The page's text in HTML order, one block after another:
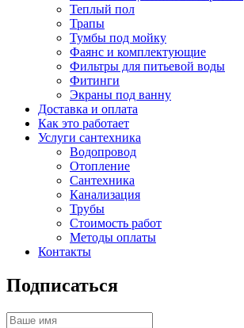
Теплый пол
Трапы
Тумбы под мойку
Фаянс и комплектующие
Фильтры для питьевой воды
Фитинги
Экраны под ванну
Доставка и оплата
Как это работает
Услуги сантехника
Водопровод
Отопление
Сантехника
Канализация
Трубы
Стоимость работ
Методы оплаты
Контакты
Подписаться